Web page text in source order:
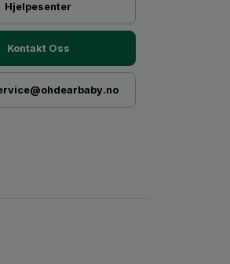
Hjelpesenter
Kontakt Oss